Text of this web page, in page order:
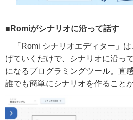
■Romiがシナリオに沿って話す
「 Romi シナリオエディター」
げていくだけで、シナリオに沿っ
になるプログラミングツール。直
誰でも簡単にシナリオを作ること